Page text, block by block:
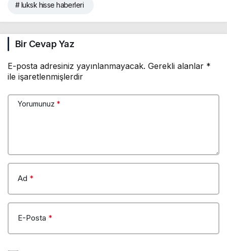
# luksk hisse haberleri
Bir Cevap Yaz
E-posta adresiniz yayınlanmayacak. Gerekli alanlar *
ile işaretlenmişlerdir
Yorumunuz *
Ad *
E-Posta *